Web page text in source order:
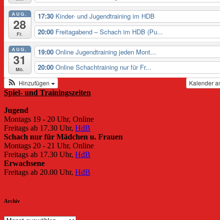
AUG.
28
Fr.
17:30 Kinder- und Jugendtraining im HDB
20:00 Freitagabend – Schach im HDB (Pu...
AUG.
31
Mo.
19:00 Online Jugendtraining jeden Mont...
20:00 Online Schachtraining nur für Fr...
Kalender
Hinzufügen
Spiel- und Trainingszeiten
Jugend
Montags 19 - 20 Uhr, Online
Freitags ab 17.30 Uhr, HdB
Schach nur für Mädchen u. Frauen
Montags 20 - 21 Uhr, Online
Freitags ab 17.30 Uhr, HdB
Erwachsene
Freitags ab 20.00 Uhr, HdB
Archiv